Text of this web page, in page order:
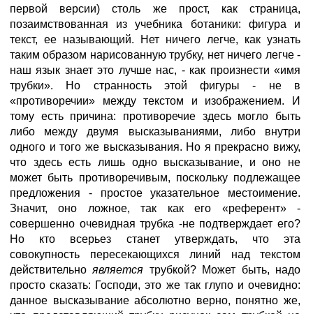
первой версии) столь же прост, как страница,
позаимствованная из учебника ботаники: фигура и
текст, ее называющий. Нет ничего легче, как узнать
таким образом нарисованную трубку, нет ничего легче -
наш язык знает это лучше нас, - как произнести «имя
трубки». Но странность этой фигуры - не в
«противоречии» между текстом и изображением. И
тому есть причина: противоречие здесь могло быть
либо между двумя высказываниями, либо внутри
одного и того же высказывания. Но я прекрасно вижу,
что здесь есть лишь одно высказывание, и оно не
может быть противоречивым, поскольку подлежащее
предложения - простое указательное местоимение.
Значит, оно ложное, так как его «референт» -
совершенно очевидная трубка -не подтверждает его?
Но кто всерьез станет утверждать, что эта
совокупность пересекающихся линий над текстом
действительноявляется трубкой? Может быть, надо
просто сказать: Господи, это же так глупо и очевидно:
данное высказывание абсолютно верно, понятно же,